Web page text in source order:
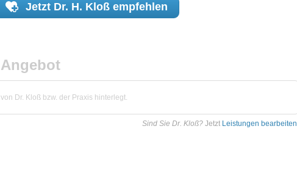
Jetzt Dr. H. Kloß empfehlen
Dr. Kloß bzw. der Praxis hinterlegt.
Sind Sie Dr. Kloß? Jetzt Leistungen bearbeiten